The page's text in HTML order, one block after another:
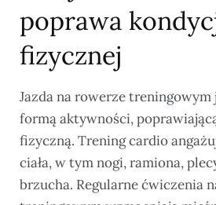
poprawa
fizycznej
Jazda na rowerze treningowym
formą aktywności,
fizyczną. Trening cardio
ciała, w tym nogi, ramiona,
brzucha. Regularne ćwiczenia